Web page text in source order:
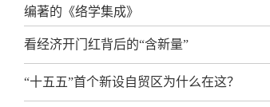
编著的《络学集成》
看经济开门红背后的“含新量”
“十五五”首个新设自贸区为什么在这？